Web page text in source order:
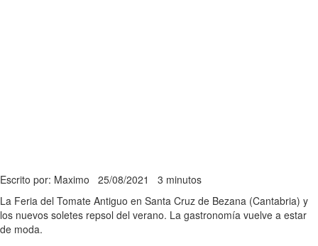
Escrito por: Maximo 25/08/2021 3 minutos
La Feria del Tomate Antiguo en Santa Cruz de Bezana (Cantabria) y
los nuevos soletes repsol del verano. La gastronomía vuelve a estar
de moda.